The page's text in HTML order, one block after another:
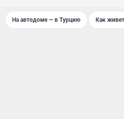
На автодоме — в Турцию Как